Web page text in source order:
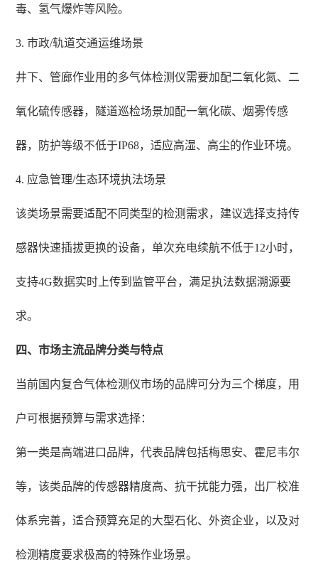
毒、氢气爆炸等风险。
3. 市政/轨道交通运维场景
井下、管廊作业用的多气体检测仪需要加配二氧化氮、二
氧化硫传感器，隧道巡检场景加配一氧化碳、烟雾传感
器，防护等级不低于IP68，适应高湿、高尘的作业环境。
4. 应急管理/生态环境执法场景
该类场景需要适配不同类型的检测需求，建议选择支持传
感器快速插拔更换的设备，单次充电续航不低于12小时，
支持4G数据实时上传到监管平台，满足执法数据溯源要
求。
四、市场主流品牌分类与特点
当前国内复合气体检测仪市场的品牌可分为三个梯度，用
户可根据预算与需求选择：
第一类是高端进口品牌，代表品牌包括梅思安、霍尼韦尔
等，该类品牌的传感器精度高、抗干扰能力强，出厂校准
体系完善，适合预算充足的大型石化、外资企业，以及对
检测精度要求极高的特殊作业场景。